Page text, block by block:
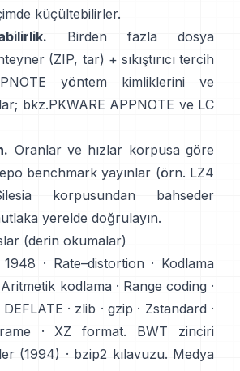
küçültebilirler.
Birden fazla dosya
(ZIP, tar) + sıkıştırıcı tercih
yöntem kimliklerini ve
bkz.PKWARE APPNOTE ve LC
Oranlar ve hızlar korpusa göre
benchmark yayınlar (örn. LZ4
korpusundan bahseder
yerelde doğrulayın.
(derin okumalar)
1948 · Rate–distortion · Kodlama
Aritmetik kodlama · Range coding ·
DEFLATE · zlib · gzip · Zstandard ·
· XZ format. BWT zinciri
(1994) · bzip2 kılavuzu. Medya